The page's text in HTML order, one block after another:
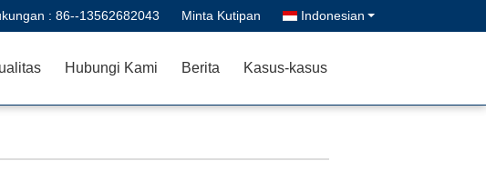
: 86--13562682043 Minta Kutipan Indonesian
Hubungi Kami Berita Kasus-kasus